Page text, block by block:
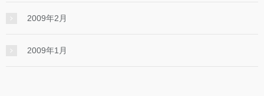
2009年2月
2009年1月